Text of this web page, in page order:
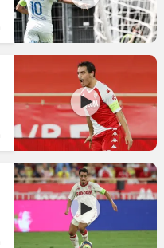
תקנון משתתפים וזוכים
תקנון עבור פעילות
תקנון עבור פעילות ספורט 1 –
טניס
גיימינג E-Sports
תנאי שימוש
מדיניות פרטיות
תקנון פעילות ספורט 1
כדורמים
פוטבול אמריקאי NFL
בייסבול MLB
ספורט אתגרי ואקסטרים
אומנויות לחימה
גיימינג E-Sports